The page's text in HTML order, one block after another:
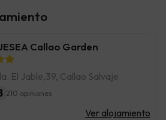
Callao Garden
El Jable,39, Callao Salvaje
210 opiniones
Ver alojamiento